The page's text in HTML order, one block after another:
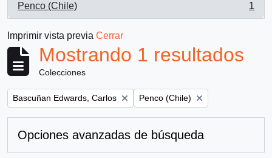
Penco (Chile)
, 1 resultados
1
Imprimir vista previa Cerrar
Mostrando 1 resultados
Colecciones
Remove filter:
Bascuñan Edwards, Carlos Remove filter:
Penco (Chile)
Opciones avanzadas de búsqueda